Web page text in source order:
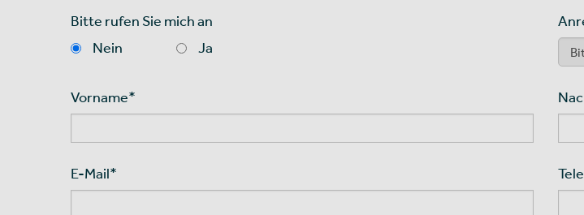
Bitte rufen Sie mich an
Nein
Ja
Vorname*
E-Mail*